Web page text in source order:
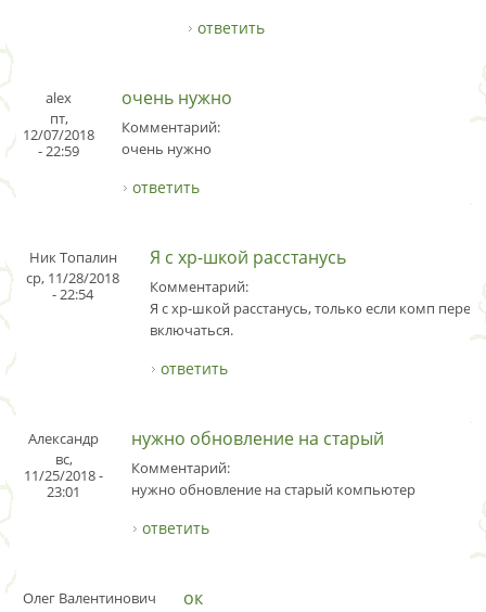
ответить
alex
пт,
12/07/2018
- 22:59
очень нужно
Комментарий:
очень нужно
ответить
Ник Топалин
ср, 11/28/2018
- 22:54
Я с хр-шкой расстанусь
Комментарий:
Я с хр-шкой расстанусь, только если комп
включаться.
ответить
Александр
вс,
11/25/2018 -
23:01
нужно обновление на старый
Комментарий:
нужно обновление на старый компьютер
ответить
Олег Валентинович
ок